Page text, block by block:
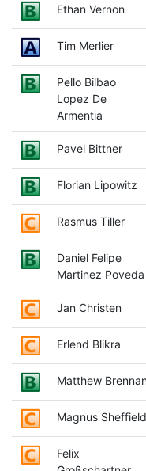
Ethan Vernon
Tim Merlier
Pello Bilbao
Lopez De
Armentia
Pavel Bittner
Florian Lipowitz
Rasmus Tiller
Daniel Felipe
Martinez Poveda
Jan Christen
Erlend Blikra
Matthew
Magnus Sheffield
Felix